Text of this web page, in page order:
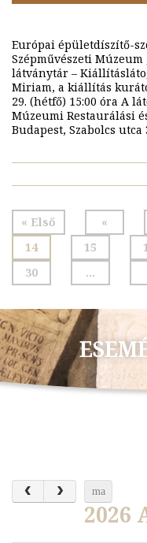
Európai épületdíszítő-
Szépművészeti
látványtár –
Miriam, a kiállítás
29. (hétfő) 15:00 óra A
Múzeumi Restaurálási
Budapest, Szabolcs utca
« Első «
14
15
30
...
ma
2026